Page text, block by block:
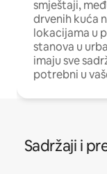
smještaji,
drvenih kuća
lokacijama u
stanova u
imaju sve
potrebni u
Sadržaji i